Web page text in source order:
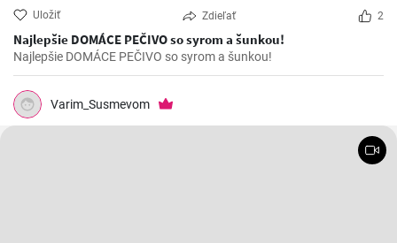
Uložiť Zdieľať 2
Najlepšie DOMÁCE PEČIVO so syrom a šunkou!
Najlepšie DOMÁCE PEČIVO so syrom a šunkou!
Varim_Susmevom